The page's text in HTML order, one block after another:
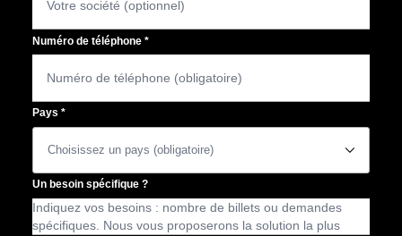
Numéro de téléphone *
Pays *
􀆈
Un besoin spécifique ?